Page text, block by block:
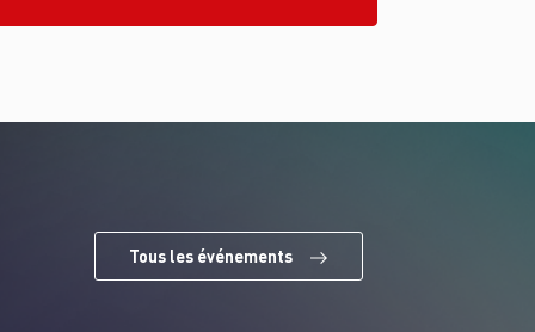
Tous les événements